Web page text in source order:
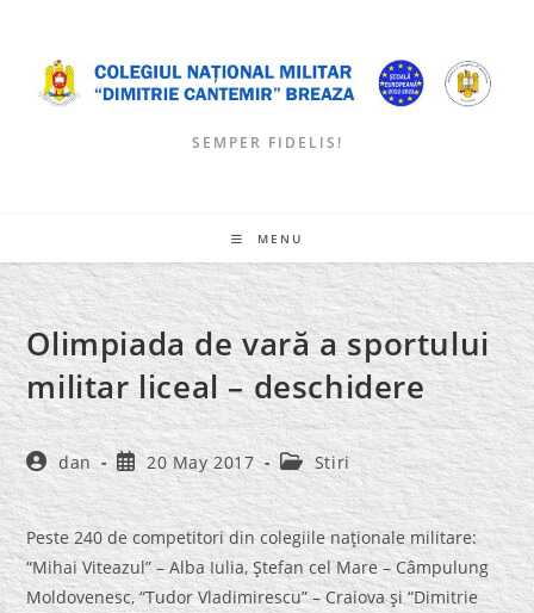
content
SEMPER FIDELIS!
MENU
Olimpiada de vară a sportului
militar liceal – deschidere
Post
author:
dan
Post
published:
20 May 2017
Post
category:
Stiri
Peste 240 de competitori din colegiile naţionale militare:
“Mihai Viteazul” – Alba Iulia, Ştefan cel Mare – Câmpulung
Moldovenesc, “Tudor Vladimirescu” – Craiova şi “Dimitrie